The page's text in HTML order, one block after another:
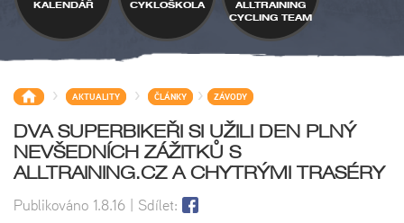
KALENDÁŘ CYKLOŠKOLA
ALLTRAINING
CYCLING TEAM
> AKTUALITY > ČLÁNKY > ZÁVODY
DVA SUPERBIKEŘI SI UŽILI DEN PLNÝ
NEVŠEDNÍCH ZÁŽITKŮ S
ALLTRAINING.CZ A CHYTRÝMI TRASÉRY
Publikováno 1.8.16 | Sdílet: